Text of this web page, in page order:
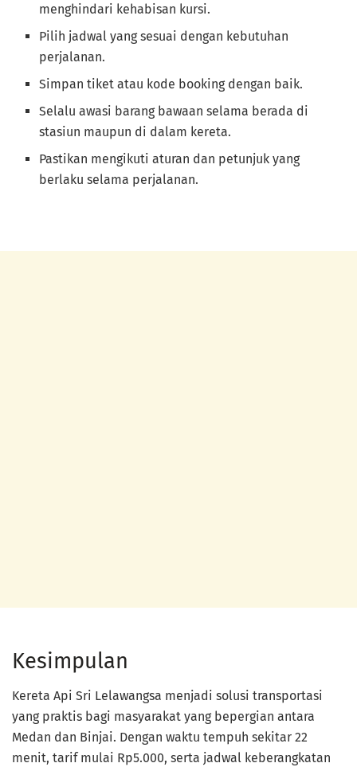
menghindari kehabisan kursi.
Pilih jadwal yang sesuai dengan kebutuhan
perjalanan.
Simpan tiket atau kode booking dengan baik.
Selalu awasi barang bawaan selama berada di
stasiun maupun di dalam kereta.
Pastikan mengikuti aturan dan petunjuk yang
berlaku selama perjalanan.
Kesimpulan
Kereta Api Sri Lelawangsa menjadi solusi transportasi
yang praktis bagi masyarakat yang bepergian antara
Medan dan Binjai. Dengan waktu tempuh sekitar 22
menit, tarif mulai Rp5.000, serta jadwal keberangkatan